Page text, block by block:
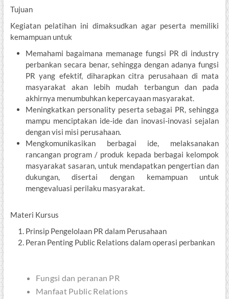
Tujuan
Kegiatan pelatihan ini dimaksudkan agar peserta memiliki
kemampuan untuk
Memahami bagaimana memanage fungsi PR di industry
perbankan secara benar, sehingga dengan adanya fungsi
PR yang efektif, diharapkan citra perusahaan di mata
masyarakat akan lebih mudah terbangun dan pada
akhirnya menumbuhkan kepercayaan masyarakat.
Meningkatkan personality peserta sebagai PR, sehingga
mampu menciptakan ide-ide dan inovasi-inovasi sejalan
dengan visi misi perusahaan.
Mengkomunikasikan berbagai ide, melaksanakan
rancangan program / produk kepada berbagai kelompok
masyarakat sasaran, untuk mendapatkan pengertian dan
dukungan, disertai dengan kemampuan untuk
mengevaluasi perilaku masyarakat.
Materi Kursus
Prinsip Pengelolaan PR dalam Perusahaan
Peran Penting Public Relations dalam operasi perbankan
Fungsi dan peranan PR
Manfaat Public Relations